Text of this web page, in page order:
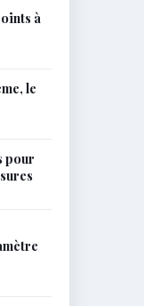
à
le
pour